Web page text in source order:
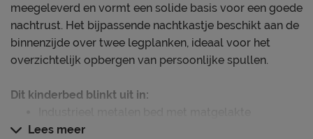
meegeleverd en vormt een solide basis voor een goede
nachtrust. Het bijpassende nachtkastje beschikt aan de
binnenzijde over twee legplanken, ideaal voor het
overzichtelijk opbergen van persoonlijke spullen.
Dit kinderbed blinkt uit in:
afwerking
Lees meer